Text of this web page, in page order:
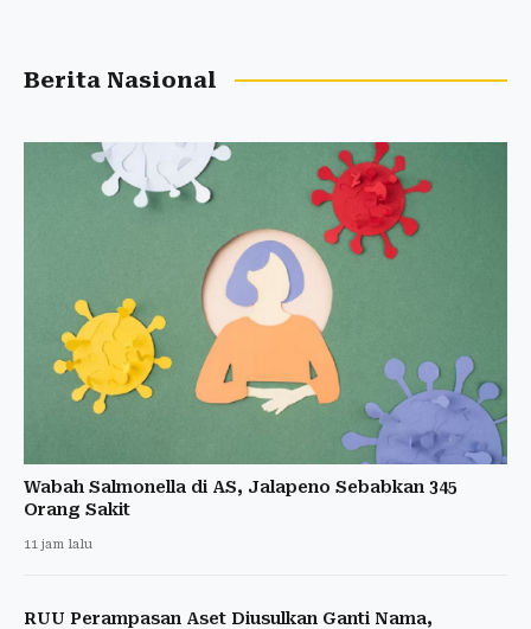
Berita Nasional
Wabah Salmonella di AS, Jalapeno Sebabkan 345
Orang Sakit
11 jam lalu
RUU Perampasan Aset Diusulkan Ganti Nama,